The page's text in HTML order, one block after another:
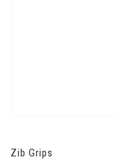
Zib Grips